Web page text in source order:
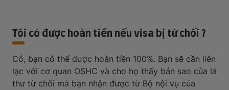
Tôi có được hoàn tiền nếu visa bị từ chối ?
Có, bạn có thể được hoàn tiền 100%. Bạn sẽ cần liên
lạc với cơ quan OSHC và cho họ thấy bản sao của lá
thư từ chối mà bạn nhận được từ Bộ nội vụ của